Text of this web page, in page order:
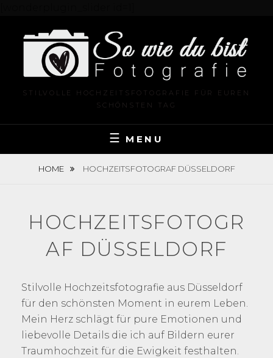
STILVOLLE HOCHZEITSFOTOGRAFIE FÜR EUREN
SCHÖNSTEN TAG
MENU
HOME HOCHZEITSFOTOGRAF DÜSSELDORF
HOCHZEITSFOTOGR
AF DÜSSELDORF
Stilvolle Hochzeitsfotografie aus Düsseldorf
für den schönsten Moment in eurem Leben.
Mein Herz schlägt für pure Emotionen und
liebevolle Details die ich auf Bildern eurer
Traumhochzeit für die Ewigkeit festhalten.